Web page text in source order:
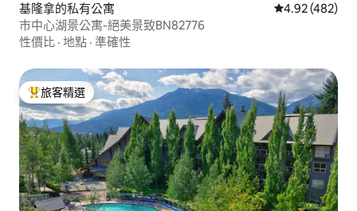
基隆拿的私有公寓 從 482 則評價
4.92 (482)
市中心湖景公寓-絕美景致BN82776
性價比 · 地點 · 準確性
旅客精選榜首
旅客精選